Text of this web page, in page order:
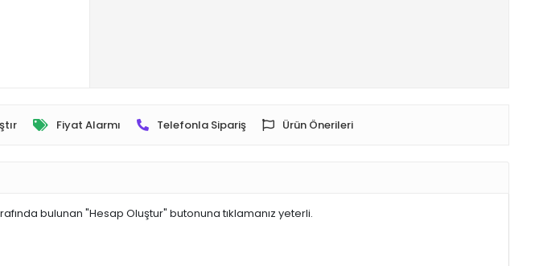
Fiyat Alarmı Telefonla Sipariş Ürün Önerileri
bulunan "Hesap Oluştur" butonuna tıklamanız yeterli.